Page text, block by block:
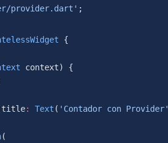
provider.dart' ;
{
context) {
: Text ( 'Contador con Provider'
(